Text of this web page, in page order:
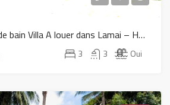
3 Chambre 3 Salle de bain Villa A louer dans Lamai – HV0054
3 3 Oui